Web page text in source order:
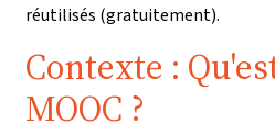
réutilisés (gratuitement).
Contexte :
MOOC ?